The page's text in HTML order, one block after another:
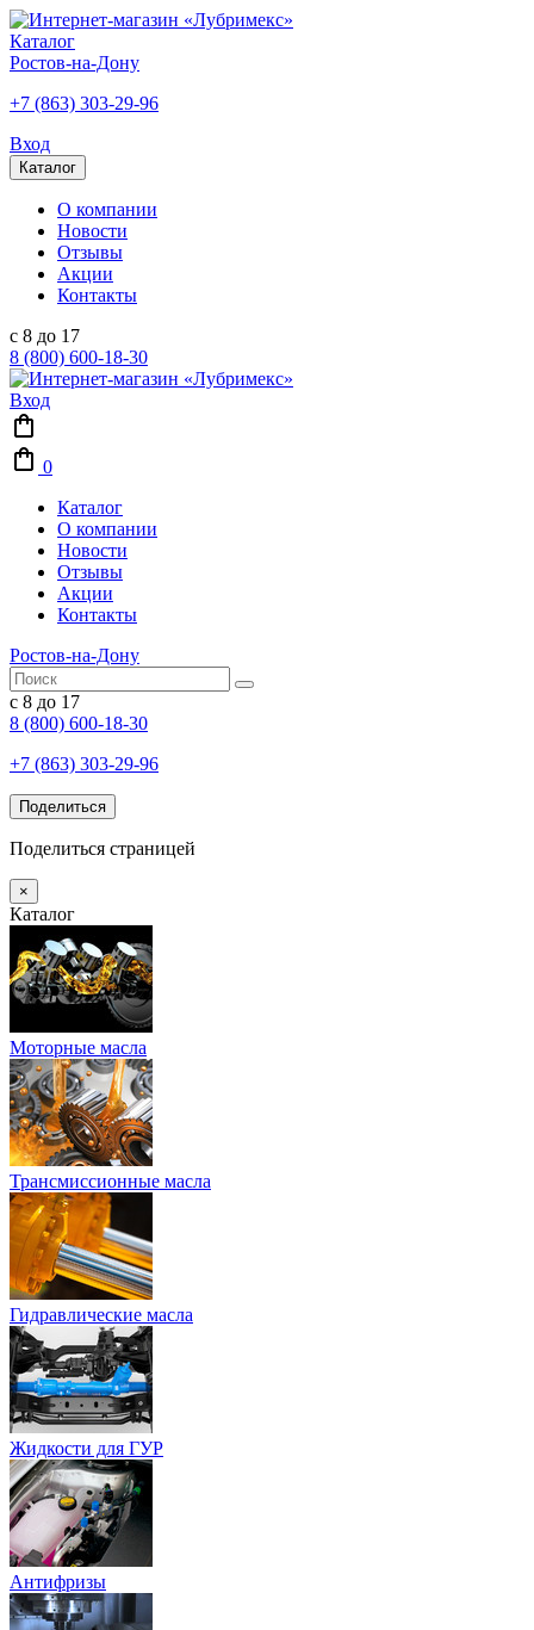
Каталог
Ростов-на-Дону
+7 (863) 303-29-96
Вход
Каталог
О компании
Новости
Отзывы
Акции
Контакты
с 8 до 17
8 (800) 600-18-30
Вход
0
Каталог
О компании
Новости
Отзывы
Акции
Контакты
Ростов-на-Дону
с 8 до 17
8 (800) 600-18-30
+7 (863) 303-29-96
Поделиться
Поделиться страницей
×
Каталог
Моторные масла
Трансмиссионные масла
Гидравлические масла
Жидкости для ГУР
Антифризы